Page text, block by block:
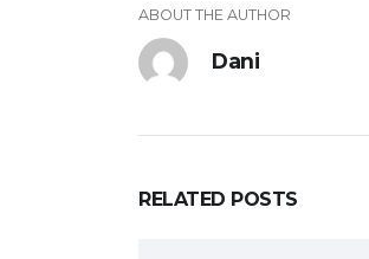
ABOUT THE AUTHOR
Dani
RELATED POSTS